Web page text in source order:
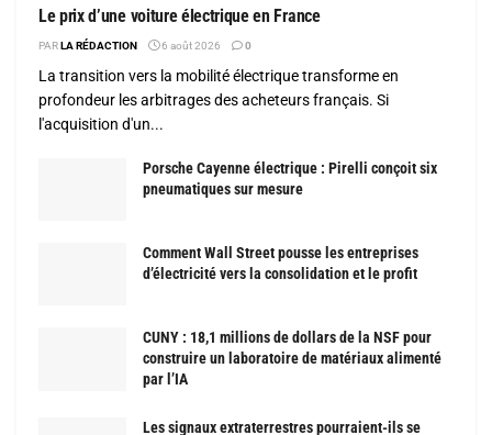
Le prix d’une voiture électrique en France
PARLA RÉDACTION 6 août 2026 0
La transition vers la mobilité électrique transforme en
profondeur les arbitrages des acheteurs français. Si
l'acquisition d'un...
Porsche Cayenne électrique : Pirelli conçoit six
pneumatiques sur mesure
Comment Wall Street pousse les entreprises
d’électricité vers la consolidation et le profit
CUNY : 18,1 millions de dollars de la NSF pour
construire un laboratoire de matériaux alimenté
par l’IA
Les signaux extraterrestres pourraient-ils se